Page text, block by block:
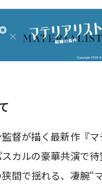
督が描く最新作『
ルの豪華共演で待
間で揺れる、凄腕“